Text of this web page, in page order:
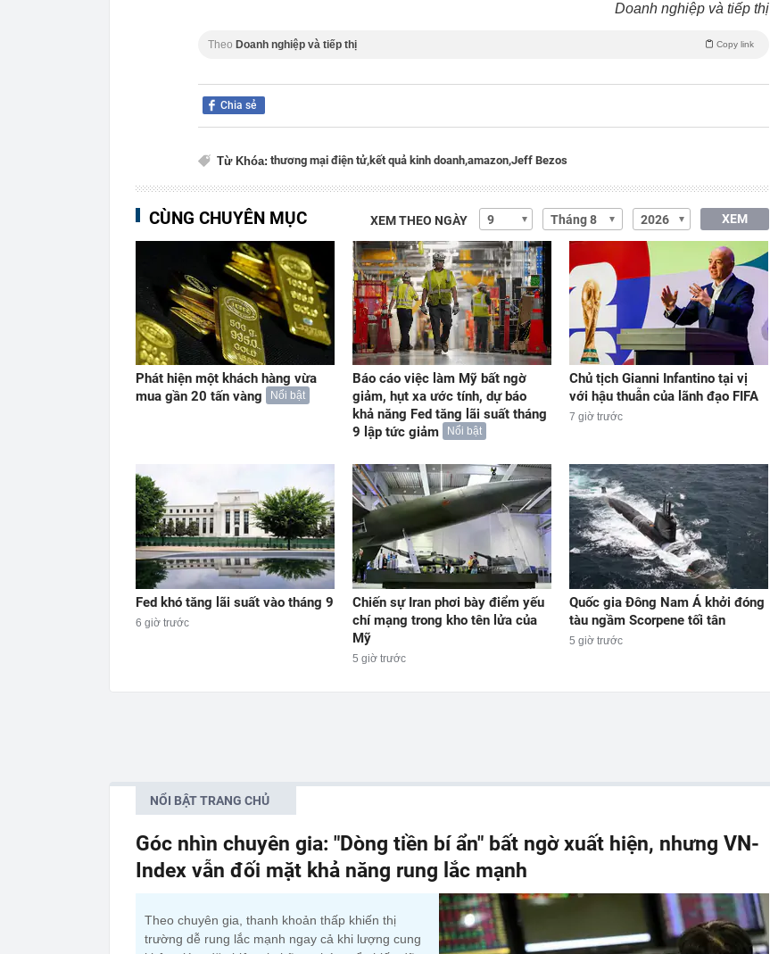
Doanh nghiệp và tiếp thị
Theo Doanh nghiệp và tiếp thị Copy link
Chia sẻ
Từ Khóa: thương mại điện tử,kết quả kinh doanh,amazon,Jeff Bezos
CÙNG CHUYÊN MỤC XEM THEO NGÀY XEM
Phát hiện một khách hàng vừa
mua gần 20 tấn vàng
Nổi bật
Báo cáo việc làm Mỹ bất ngờ
giảm, hụt xa ước tính, dự báo
khả năng Fed tăng lãi suất tháng
9 lập tức giảm
Nổi bật
Chủ tịch Gianni Infantino tại vị
với hậu thuẫn của lãnh đạo FIFA
7 giờ trước
Fed khó tăng lãi suất vào tháng 9
6 giờ trước
Chiến sự Iran phơi bày điểm yếu
chí mạng trong kho tên lửa của
Mỹ
5 giờ trước
Quốc gia Đông Nam Á khởi đóng
tàu ngầm Scorpene tối tân
5 giờ trước
NỔI BẬT TRANG CHỦ
Góc nhìn chuyên gia: "Dòng tiền bí ẩn" bất ngờ xuất hiện, nhưng VN-
Index vẫn đối mặt khả năng rung lắc mạnh
Theo chuyên gia, thanh khoản thấp khiến thị
trường dễ rung lắc mạnh ngay cả khi lượng cung